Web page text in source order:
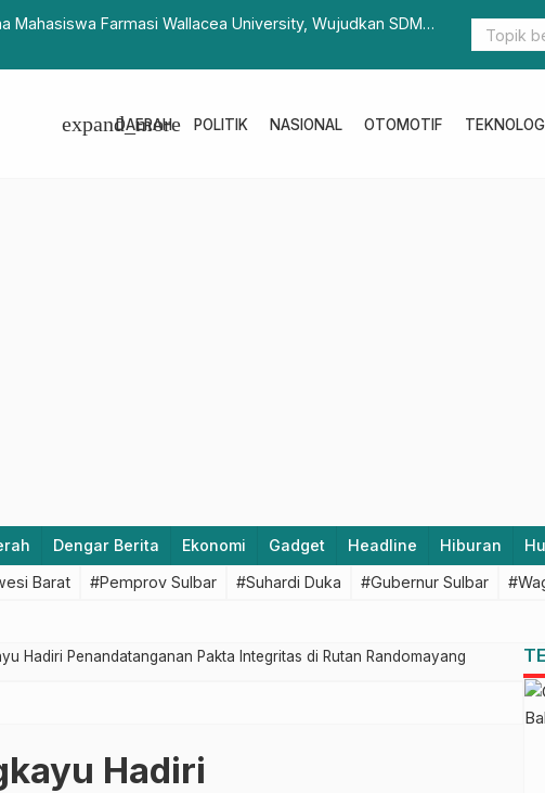
Dampingi Gubernur Terima Audiensi LPPD
Kapolda
Jalin
DAERAH
expand_more POLITIK NASIONAL OTOMOTIF
Dengar Berita Ekonomi Gadget Headline Hiburan
Barat #Pemprov Sulbar #Suhardi Duka #Gubernur Sulbar
Hadiri Penandatanganan Pakta Integritas di Rutan Randomayang
Hadiri